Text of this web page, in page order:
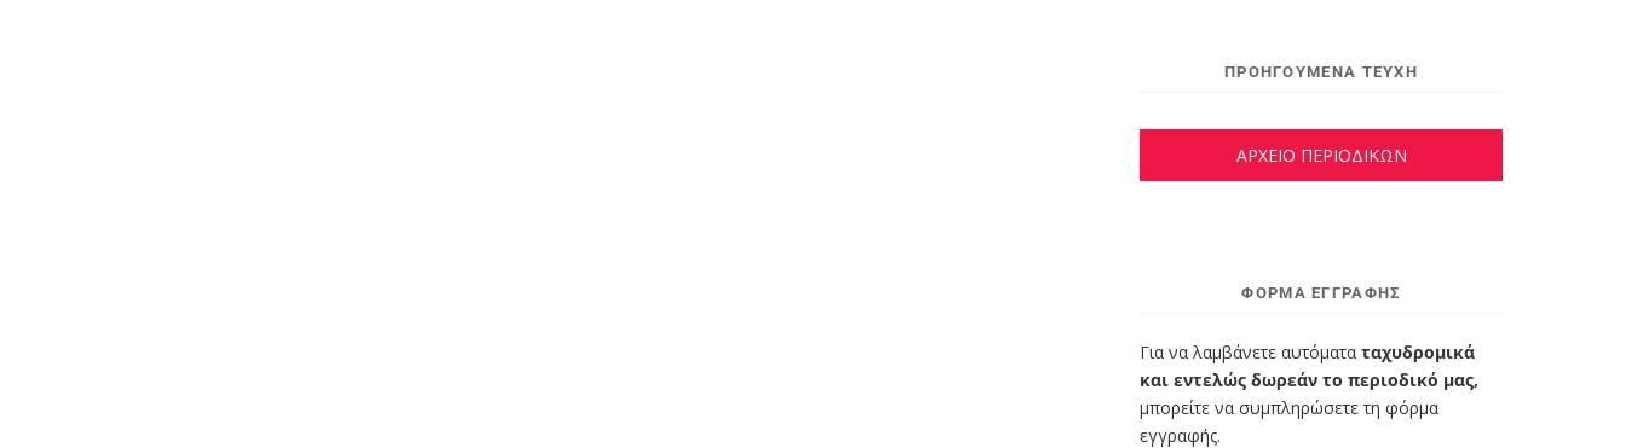
ΠΡΟΗΓΟΥΜΕΝΑ ΤΕΥΧΗ
ΑΡΧΕΙΟ ΠΕΡΙΟΔΙΚΩΝ
ΦΌΡΜΑ ΕΓΓΡΑΦΉΣ
Για να λαμβάνετε αυτόματα ταχυδρομικά
και εντελώς δωρεάν το περιοδικό μας,
μπορείτε να συμπληρώσετε τη φόρμα
εγγραφής.